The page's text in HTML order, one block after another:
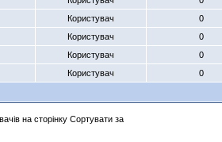
Користувач
0
Користувач
0
Користувач
0
Користувач 0
на сторінку Сортувати за